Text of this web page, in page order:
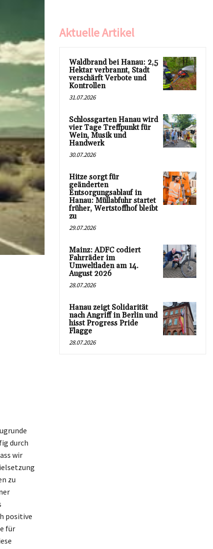
durch
wir
zu
positive
für
Aktuelle Artikel
Waldbrand bei Hanau: 2,5
Hektar verbrannt, Stadt
verschärft Verbote und
Kontrollen
31.07.2026
Schlossgarten Hanau wird
vier Tage Treffpunkt für
Wein, Musik und
Handwerk
30.07.2026
Hitze sorgt für
geänderten
Entsorgungsablauf in
Hanau: Müllabfuhr startet
früher, Wertstoffhof bleibt
zu
29.07.2026
Mainz: ADFC codiert
Fahrräder im
Umweltladen am 14.
August 2026
28.07.2026
Hanau zeigt Solidarität
nach Angriff in Berlin und
hisst Progress Pride
Flagge
28.07.2026